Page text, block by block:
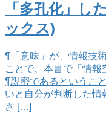
「多孔化」し
ックス)
¶「意味」が、情報技
ことで、本書で「情報
¶親密であるというこ
いと自分が判断した
さ […]